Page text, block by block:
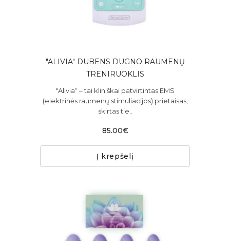
"ALIVIA" DUBENS DUGNO RAUMENŲ
TRENIRUOKLIS
"Alivia“ – tai kliniškai patvirtintas EMS
(elektrinės raumenų stimuliacijos) prietaisas,
skirtas tie..
85.00€
Į krepšelį